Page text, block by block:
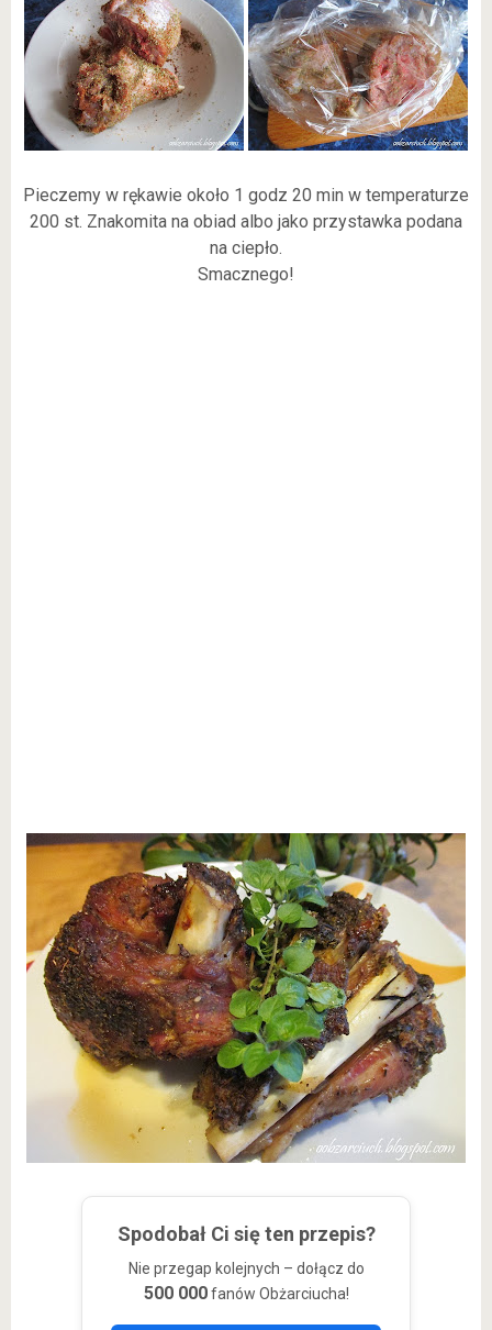
Pieczemy w rękawie około 1 godz 20 min w temperaturze
200 st. Znakomita na obiad albo jako przystawka podana
na ciepło.
Smacznego!
Spodobał Ci się ten przepis?
Nie przegap kolejnych – dołącz do
500 000fanów Obżarciucha!